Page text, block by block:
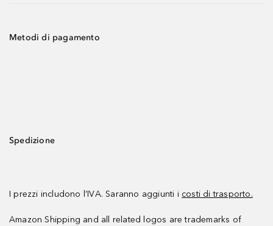
Metodi di pagamento
Spedizione
I prezzi includono l’IVA. Saranno aggiunti i costi di trasporto.
Amazon Shipping and all related logos are trademarks of